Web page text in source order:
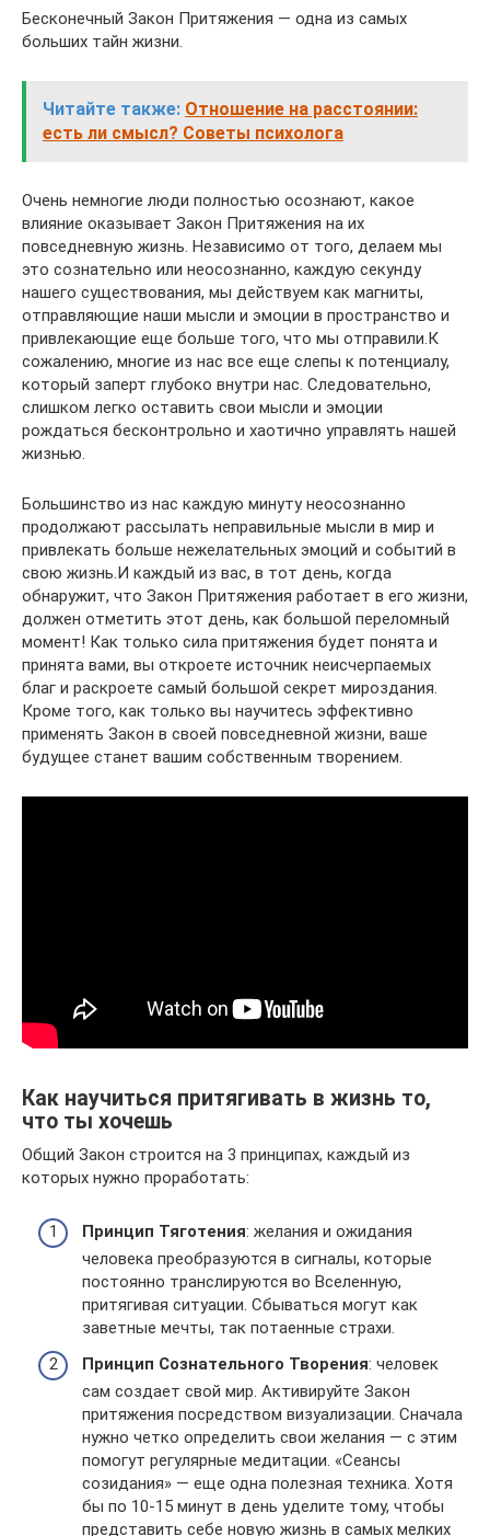
Бесконечный Закон Притяжения — одна из самых
больших тайн жизни.
Читайте также: Отношение на расстоянии:
есть ли смысл? Советы психолога
Очень немногие люди полностью осознают, какое
влияние оказывает Закон Притяжения на их
повседневную жизнь. Независимо от того, делаем мы
это сознательно или неосознанно, каждую секунду
нашего существования, мы действуем как магниты,
отправляющие наши мысли и эмоции в пространство и
привлекающие еще больше того, что мы отправили.К
сожалению, многие из нас все еще слепы к потенциалу,
который заперт глубоко внутри нас. Следовательно,
слишком легко оставить свои мысли и эмоции
рождаться бесконтрольно и хаотично управлять нашей
жизнью.
Большинство из нас каждую минуту неосознанно
продолжают рассылать неправильные мысли в мир и
привлекать больше нежелательных эмоций и событий в
свою жизнь.И каждый из вас, в тот день, когда
обнаружит, что Закон Притяжения работает в его жизни,
должен отметить этот день, как большой переломный
момент! Как только сила притяжения будет понята и
принята вами, вы откроете источник неисчерпаемых
благ и раскроете самый большой секрет мироздания.
Кроме того, как только вы научитесь эффективно
применять Закон в своей повседневной жизни, ваше
будущее станет вашим собственным творением.
Как научиться притягивать в жизнь то,
что ты хочешь
Общий Закон строится на 3 принципах, каждый из
которых нужно проработать:
Принцип Тяготения: желания и ожидания
человека преобразуются в сигналы, которые
постоянно транслируются во Вселенную,
притягивая ситуации. Сбываться могут как
заветные мечты, так потаенные страхи.
Принцип Сознательного Творения: человек
сам создает свой мир. Активируйте Закон
притяжения посредством визуализации. Сначала
нужно четко определить свои желания — с этим
помогут регулярные медитации. «Сеансы
созидания» — еще одна полезная техника. Хотя
бы по 10-15 минут в день уделите тому, чтобы
представить себе новую жизнь в самых мелких